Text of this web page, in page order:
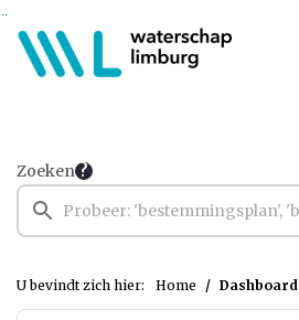
Ga naar de inhoud van deze pagina
Zoeken
U bevindt zich hier: Home Dashboard